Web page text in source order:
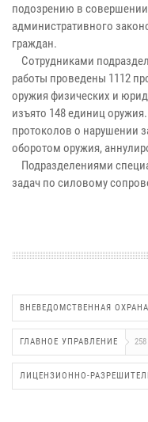
подозрению в
административного
граждан.
Сотрудниками
работы проведены 1112
оружия физических и
изъято 148 единиц
протоколов о нарушении
оборотом оружия,
Подразделениями
задач по силовому
ВНЕВЕДОМСТВЕННАЯ ОХРАНА
ГЛАВНОЕ УПРАВЛЕНИЕ 258
ЛИЦЕНЗИОННО-